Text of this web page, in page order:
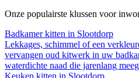
Onze populairste klussen voor
Badkamer kitten in Slootdorp
Lekkages, schimmel of een
vervangen oud kitwerk in uw
waterdichte naad die jarenlang
Keuken kitten in Slootdorp